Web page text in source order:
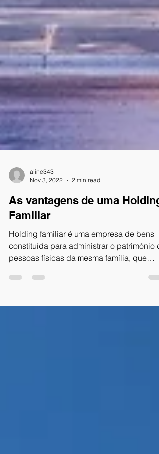
Nov 3, 2022
2 min read
As vantagens de uma Holding
Familiar
Holding familiar é uma empresa de bens
constituída para administrar o patrimônio
pessoas físicas da mesma família, que